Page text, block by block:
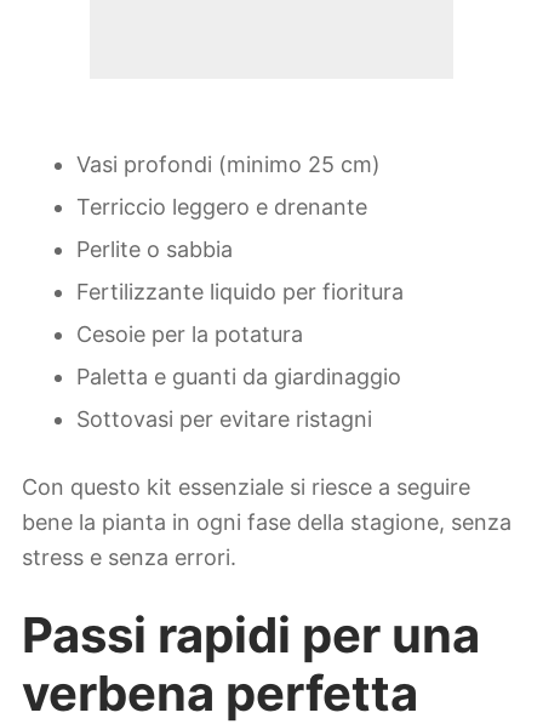
Vasi profondi (minimo 25 cm)
Terriccio leggero e drenante
Perlite o sabbia
Fertilizzante liquido per fioritura
Cesoie per la potatura
Paletta e guanti da giardinaggio
Sottovasi per evitare ristagni
Con questo kit essenziale si riesce a seguire
bene la pianta in ogni fase della stagione, senza
stress e senza errori.
Passi rapidi per una
verbena perfetta